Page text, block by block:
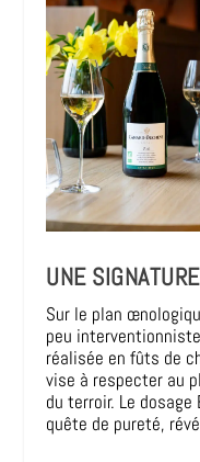
UNE
Sur le plan
peu
réalisée en fûts de
vise à respecter au
du terroir. Le
quête de pureté,